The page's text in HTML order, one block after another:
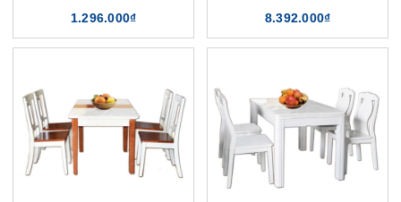
1.296.000₫
8.392.000₫